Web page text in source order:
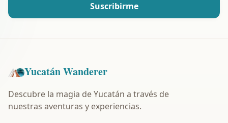
Suscribirme
Yucatán Wanderer
Descubre la magia de Yucatán a través de
nuestras aventuras y experiencias.